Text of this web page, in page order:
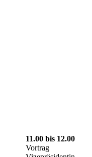
11.00 bis 12.00
Vortrag